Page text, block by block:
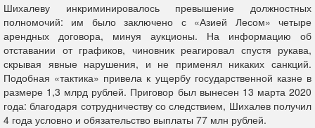
Шихалеву инкриминировалось превышение должностных
полномочий: им было заключено с «Азией Лесом» четыре
арендных договора, минуя аукционы. На информацию об
отставании от графиков, чиновник реагировал спустя рукава,
скрывая явные нарушения, и не применял никаких санкций.
Подобная «тактика» привела к ущербу государственной казне в
размере 1,3 млрд рублей. Приговор был вынесен 13 марта 2020
года: благодаря сотрудничеству со следствием, Шихалев получил
4 года условно и обязательство выплаты 77 млн рублей.